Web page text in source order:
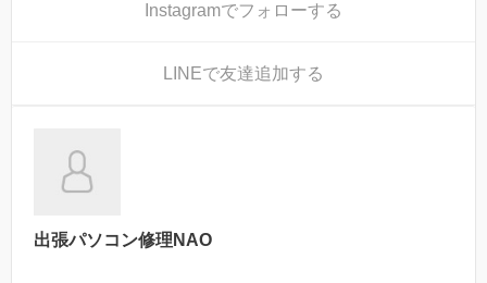
Instagramでフォローする
LINEで友達追加する
出張パソコン修理NAO